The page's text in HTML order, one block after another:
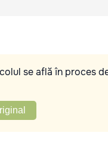
se află în proces